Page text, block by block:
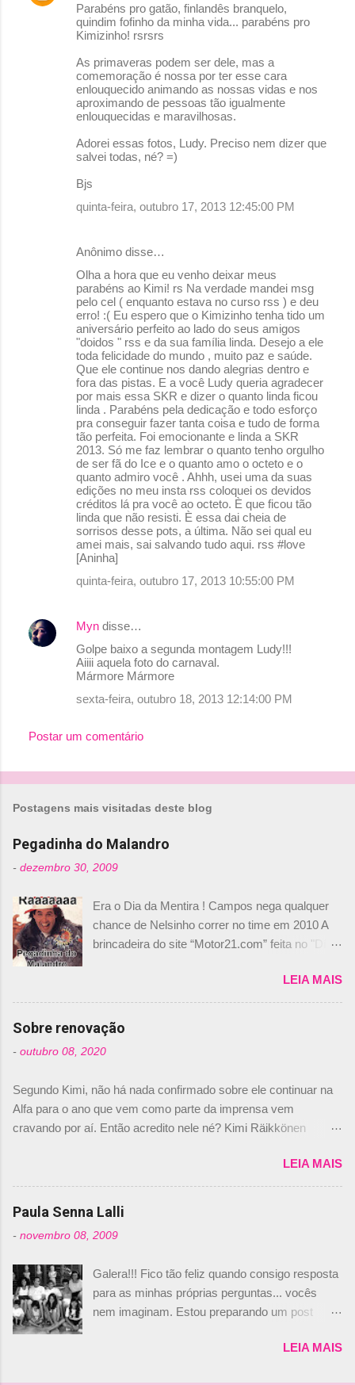
Parabéns pro gatão, finlandês branquelo,
quindim fofinho da minha vida... parabéns pro
Kimizinho! rsrsrs
As primaveras podem ser dele, mas a
comemoração é nossa por ter esse cara
enlouquecido animando as nossas vidas e nos
aproximando de pessoas tão igualmente
enlouquecidas e maravilhosas.
Adorei essas fotos, Ludy. Preciso nem dizer que
salvei todas, né? =)
Bjs
quinta-feira, outubro 17, 2013 12:45:00 PM
Anônimo disse…
Olha a hora que eu venho deixar meus
parabéns ao Kimi! rs Na verdade mandei msg
pelo cel ( enquanto estava no curso rss ) e deu
erro! :( Eu espero que o Kimizinho tenha tido um
aniversário perfeito ao lado do seus amigos
"doidos " rss e da sua família linda. Desejo a ele
toda felicidade do mundo , muito paz e saúde.
Que ele continue nos dando alegrias dentro e
fora das pistas. E a você Ludy queria agradecer
por mais essa SKR e dizer o quanto linda ficou
linda . Parabéns pela dedicação e todo esforço
pra conseguir fazer tanta coisa e tudo de forma
tão perfeita. Foi emocionante e linda a SKR
2013. Só me faz lembrar o quanto tenho orgulho
de ser fã do Ice e o quanto amo o octeto e o
quanto admiro você . Ahhh, usei uma da suas
edições no meu insta rss coloquei os devidos
créditos lá pra você ao octeto. È que ficou tão
linda que não resisti. È essa dai cheia de
sorrisos desse pots, a última. Não sei qual eu
amei mais, sai salvando tudo aqui. rss #love
[Aninha]
quinta-feira, outubro 17, 2013 10:55:00 PM
Myn disse…
Golpe baixo a segunda montagem Ludy!!!
Aiiii aquela foto do carnaval.
Mármore Mármore
sexta-feira, outubro 18, 2013 12:14:00 PM
Postar um comentário
Postagens mais visitadas deste blog
Pegadinha do Malandro
- dezembro 30, 2009
Era o Dia da Mentira ! Campos nega qualquer
chance de Nelsinho correr no time em 2010 A
brincadeira do site “Motor21.com” feita no "Día
de abril –, afirmando que Nelson Piquet havia
comprado 15% das ações da Campos, dando,
com isso, um lugar no time a Nelsinho Piquet,
foi esclarecida de uma vez por todas por
Daniele Audetto, diretor da escuderia. O
não será o companheiro de Bruno Senna em
2010. "Na verdade, nós recebemos uma oferta
de Piquet", admitiu Audetto. “Mas depois de ter
dois brasileiros”, explicou, dizendo ainda que
não tem nada contra o filho do tricampeão
Nelson Piquet. “Ele é um bom piloto, rápido e
experiente.” Audetto disse ainda que a suposta
não corresponde à realidade. “O suposto 15%
de investimento seria menor do que aquilo que
outros pilotos podem trazer: italianos, r...
LEIA MAIS
Sobre renovação
- outubro 08, 2020
Segundo Kimi, não há nada confirmado sobre ele continuar na
Alfa para o ano que vem como parte da imprensa vem
cravando por aí. Então acredito nele né? Kimi Räikkönen
truth but I’ve never had an option in my contract so that’s
should, pretty much, tell you that it’s not true." #Kimi7 #EifelGP
#AlfaRomeoRacing pic.twitter.com/77EDVn39Ia — Kimi
Romain falando sobre o fato do Iceman estar há tantos anos na
@RGrosjean ! #EifelGP 🇩🇪 #F1
pic.twitter.com/GSAu1LWnwW — Formula 1 (@F1) October 8,
2020 Beijinhos, Ludy
LEIA MAIS
Paula Senna Lalli
- novembro 08, 2009
Galera!!! Fico tão feliz quando consigo resposta
para as minhas próprias perguntas... vocês
nem imaginam. Estou preparando um post
nunca falei sobre ela, aqui no Octeto. No meio
LEIA MAIS